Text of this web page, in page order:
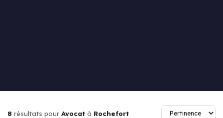
8 résultats pour Avocat à Rochefort